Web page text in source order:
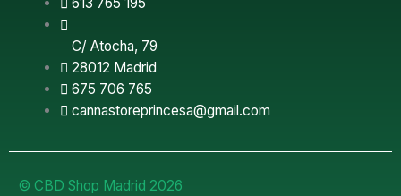
C/ Atocha, 79
28012 Madrid
675 706 765
cannastoreprincesa@gmail.com
© CBD Shop Madrid 2026